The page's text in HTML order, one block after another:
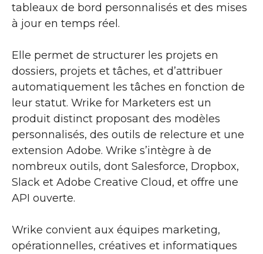
tableaux de bord personnalisés et des mises
à jour en temps réel.
Elle permet de structurer les projets en
dossiers, projets et tâches, et d’attribuer
automatiquement les tâches en fonction de
leur statut. Wrike for Marketers est un
produit distinct proposant des modèles
personnalisés, des outils de relecture et une
extension Adobe. Wrike s’intègre à de
nombreux outils, dont Salesforce, Dropbox,
Slack et Adobe Creative Cloud, et offre une
API ouverte.
Wrike convient aux équipes marketing,
opérationnelles, créatives et informatiques